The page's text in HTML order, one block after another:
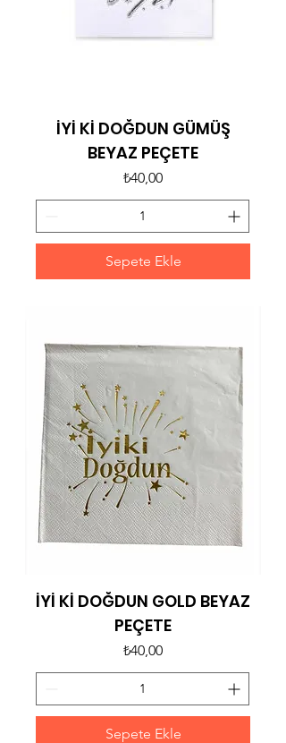
İYİ Kİ DOĞDUN GÜMÜŞ
BEYAZ PEÇETE
Fiyat
₺40,00
Sepete Ekle
İYİ Kİ DOĞDUN GOLD BEYAZ
PEÇETE
Fiyat
₺40,00
Sepete Ekle